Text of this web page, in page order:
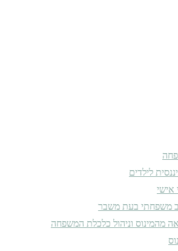
לילדים
אישי
משפחתי בעת משבר
מהמינוס וניהול כלכלת המשפחה